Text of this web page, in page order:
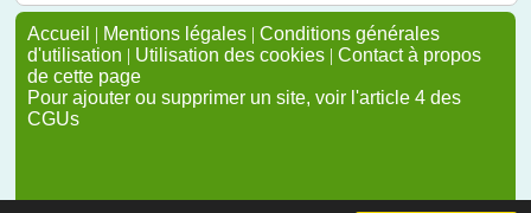
Accueil | Mentions légales | Conditions générales
d'utilisation | Utilisation des cookies | Contact à propos
de cette page
Pour ajouter ou supprimer un site, voir l'article 4 des
CGUs